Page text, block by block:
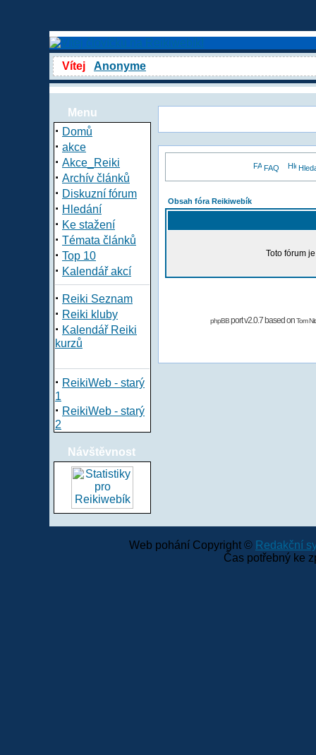
Vítej Anonyme
Menu
· Domů
· akce
· Akce_Reiki
· Archív článků
· Diskuzní fórum
· Hledání
· Ke stažení
· Témata článků
· Top 10
· Kalendář akcí
· Reiki Seznam
· Reiki kluby
· Kalendář Reiki
kurzů
· ReikiWeb - starý
1
· ReikiWeb - starý
2
Návštěvnost
FAQ
Obsah fóra Reikiwebík
Toto fórum
phpBBport v2.0.7 based onTom
Web pohání Copyright © Redakční
Čas potřebný ke